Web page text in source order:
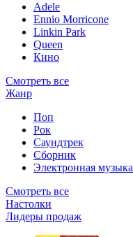
Adele
Ennio Morricone
Linkin Park
Queen
Кино
Смотреть все
Жанр
Поп
Рок
Саундтрек
Сборник
Электронная музыка
Смотреть все
Настолки
Лидеры продаж